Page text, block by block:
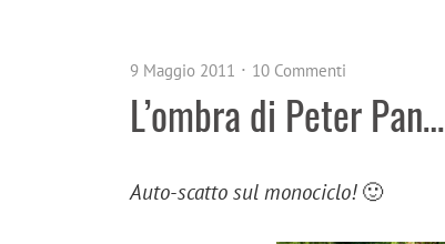
9 Maggio 2011 10 Commenti
L’ombra di Peter Pan…
Auto-scatto sul monociclo!🙂